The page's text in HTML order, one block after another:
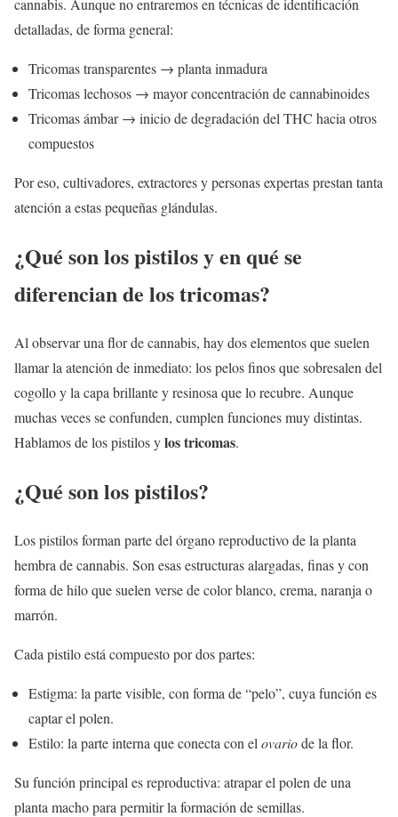
cannabis. Aunque no entraremos en técnicas de identificación
detalladas, de forma general:
Tricomas transparentes → planta inmadura
Tricomas lechosos → mayor concentración de cannabinoides
Tricomas ámbar → inicio de degradación del THC hacia otros
compuestos
Por eso, cultivadores, extractores y personas expertas prestan tanta
atención a estas pequeñas glándulas.
¿Qué son los pistilos y en qué se
diferencian de los tricomas?
Al observar una flor de cannabis, hay dos elementos que suelen
llamar la atención de inmediato: los pelos finos que sobresalen del
cogollo y la capa brillante y resinosa que lo recubre. Aunque
muchas veces se confunden, cumplen funciones muy distintas.
Hablamos de los pistilos ylos tricomas.
¿Qué son los pistilos?
Los pistilos forman parte del órgano reproductivo de la planta
hembra de cannabis. Son esas estructuras alargadas, finas y con
forma de hilo que suelen verse de color blanco, crema, naranja o
marrón.
Cada pistilo está compuesto por dos partes:
Estigma: la parte visible, con forma de “pelo”, cuya función es
captar el polen.
Estilo: la parte interna que conecta con el ovariode la flor.
Su función principal es reproductiva: atrapar el polen de una
planta macho para permitir la formación de semillas.